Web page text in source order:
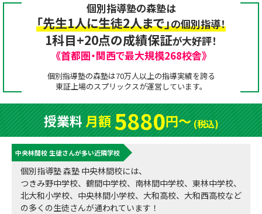
森塾を知る トップ
森塾の想い
成績アップをかなえる！森塾メソッド
森塾の授業料について
子と親のお悩み別！なぜ？どうして？森塾！
数字でなるほど！森塾
動画でわかる！森塾
入塾について
入塾について トップ
塾の選び方
入塾までの流れ
無料体験授業について
森塾のお得なキャンペーン・割引制度
よくあるご質問
お電話はこちら
0120-602-607
授業料等お問合わせはこちら
校舎一覧
個別指導塾の森塾は
「先生1人に生徒2人まで」の個別指導！
1科目+20点の成績保証が大好評！
《首都圏・関西で最大規模268校舎》
個別指導塾の森塾は70万人以上の指導実績を誇る
東証上場のスプリックスが運営しています。
授業料月額5880円〜(税込)
中央林間校 生徒さんが多い近隣学校
個別指導塾 森塾 中央林間校には、
つきみ野中学校、鶴間中学校、南林間中学校、東林中学校、
北大和小学校、中央林間小学校、大和高校、大和西高校など
の多くの生徒さんが通われています！